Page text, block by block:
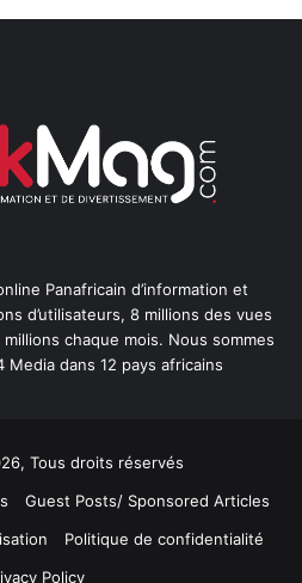
Panafricain d’information et
d’utilisateurs, 8 millions des vues
chaque mois. Nous sommes
Media dans 12 pays africains
Tous droits réservés
Guest Posts/ Sponsored Articles
Politique de confidentialité
Policy